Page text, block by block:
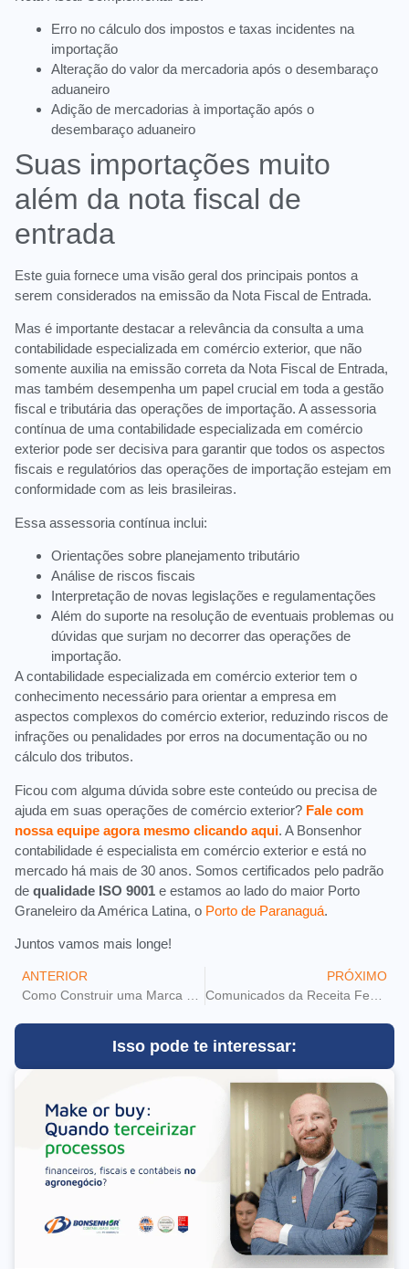
Erro no cálculo dos impostos e taxas incidentes na
importação
Alteração do valor da mercadoria após o desembaraço
aduaneiro
Adição de mercadorias à importação após o
desembaraço aduaneiro
Suas importações muito
além da nota fiscal de
entrada
Este guia fornece uma visão geral dos principais pontos a
serem considerados na emissão da Nota Fiscal de Entrada.
Mas é importante destacar a relevância da consulta a uma
contabilidade especializada em comércio exterior, que não
somente auxilia na emissão correta da Nota Fiscal de Entrada,
mas também desempenha um papel crucial em toda a gestão
fiscal e tributária das operações de importação. A assessoria
contínua de uma contabilidade especializada em comércio
exterior pode ser decisiva para garantir que todos os aspectos
fiscais e regulatórios das operações de importação estejam em
conformidade com as leis brasileiras.
Essa assessoria contínua inclui:
Orientações sobre planejamento tributário
Análise de riscos fiscais
Interpretação de novas legislações e regulamentações
Além do suporte na resolução de eventuais problemas ou
dúvidas que surjam no decorrer das operações de
importação.
A contabilidade especializada em comércio exterior tem o
conhecimento necessário para orientar a empresa em
aspectos complexos do comércio exterior, reduzindo riscos de
infrações ou penalidades por erros na documentação ou no
cálculo dos tributos.
Ficou com alguma dúvida sobre este conteúdo ou precisa de
ajuda em suas operações de comércio exterior? Fale com
nossa equipe agora mesmo clicando aqui. A Bonsenhor
contabilidade é especialista em comércio exterior e está no
mercado há mais de 30 anos. Somos certificados pelo padrão
de qualidade ISO 9001 e estamos ao lado do maior Porto
Graneleiro da América Latina, o Porto de Paranaguá.
Juntos vamos mais longe!
ANTERIOR
Como Construir uma Marca de Sucesso
PRÓXIMO
Comunicados da Receita Federal: Como Acompanhar Eficientemente
Isso pode te interessar: